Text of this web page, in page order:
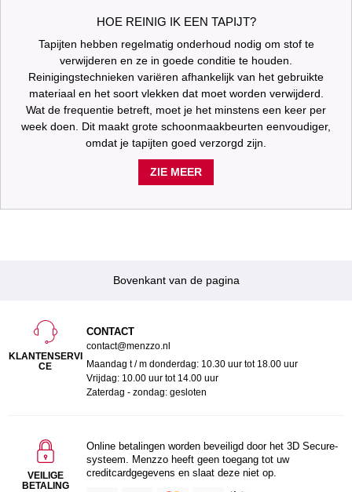
HOE REINIG IK EEN TAPIJT?
Tapijten hebben regelmatig onderhoud nodig om stof te
verwijderen en ze in goede conditie te houden.
Reinigingstechnieken variëren afhankelijk van het gebruikte
materiaal en het soort vlekken dat moet worden verwijderd.
Wat de frequentie betreft, moet je het minstens een keer per
week doen. Dit maakt grote schoonmaakbeurten eenvoudiger,
omdat je tapijten goed verzorgd zijn.
ZIE MEER
Bovenkant van de pagina
KLANTENSERVI
CE
CONTACT
contact@menzzo.nl
Maandag t / m donderdag: 10.30 uur tot 18.00 uur
Vrijdag: 10.00 uur tot 14.00 uur
Zaterdag - zondag: gesloten
VEILIGE
BETALING
Online betalingen worden beveiligd door het 3D Secure-
systeem. Menzzo heeft geen toegang tot uw
creditcardgegevens en slaat deze niet op.